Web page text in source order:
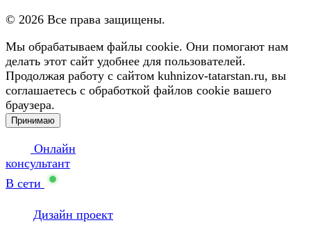
© 2026 Все права защищены.
Мы обрабатываем файлы cookie. Они помогают нам
делать этот сайт удобнее для пользователей.
Продолжая работу с сайтом kuhnizov-tatarstan.ru, вы
соглашаетесь с обработкой файлов cookie вашего
браузера.
Принимаю
Онлайн
консультант
В сети
Дизайн проект